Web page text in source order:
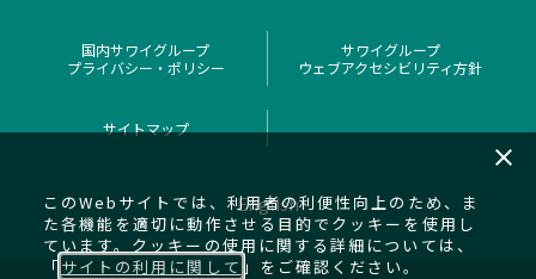
国内サワイグループ
プライバシー・ポリシー
サワイグループ
ウェブアクセシビリティ方針
サイトマップ
English
このWebサイトでは、利用者の利便性向上のため、ま
た各機能を適切に動作させる目的でクッキーを使用し
ています。クッキーの使用に関する詳細については、
「 サイトの利用に関して 」をご確認ください。
close